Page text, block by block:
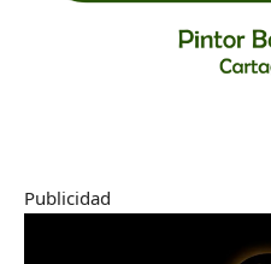
Publicidad